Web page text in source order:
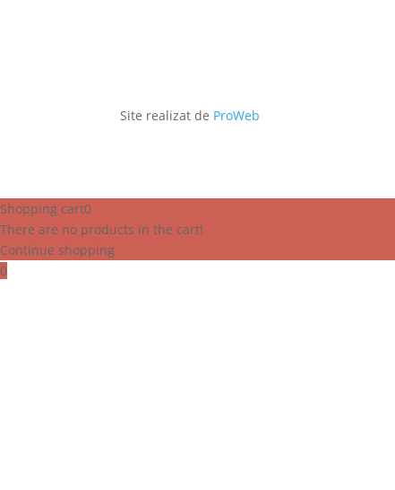
Site realizat de ProWeb
Shopping cart0
There are no products in the cart!
Continue shopping
0